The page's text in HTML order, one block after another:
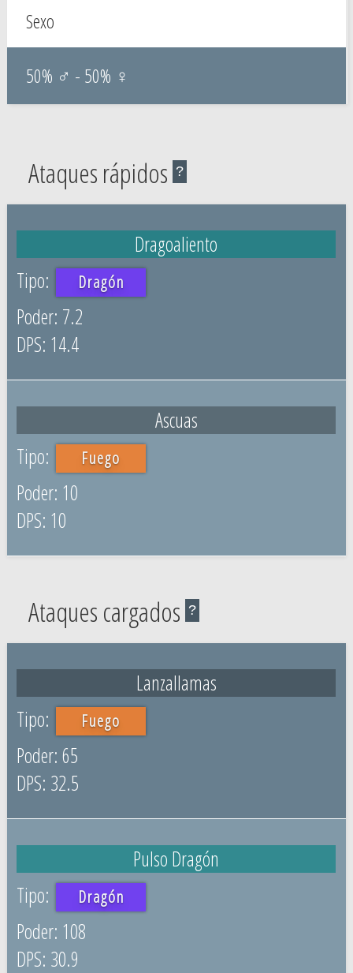
Sexo
50% ♂ - 50% ♀
Ataques rápidos ?
Dragoaliento
Dragón
7.2
14.4
Ascuas
Fuego
10
10
Ataques cargados ?
Lanzallamas
Fuego
65
32.5
Pulso Dragón
Dragón
108
30.9